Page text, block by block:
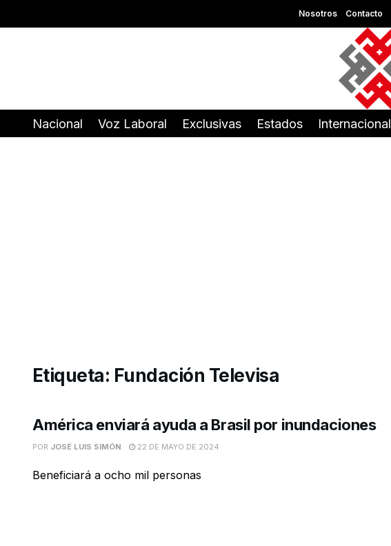
Nosotros Contacto
Nacional Voz Laboral Exclusivas Estados Internacional
Etiqueta: Fundación Televisa
América enviará ayuda a Brasil por inundaciones
POR JOSÉ LUIS SIMÓN 22 DE MAYO DE 2024
Beneficiará a ocho mil personas